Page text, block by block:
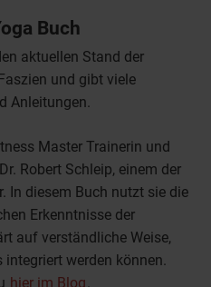
Buch
aktuellen Stand der
und gibt viele
Anleitungen.
Master Trainerin und
Robert Schleip, einem der
In diesem Buch nutzt sie die
Erkenntnisse der
auf verständliche Weise,
werden können.
hier im Blog